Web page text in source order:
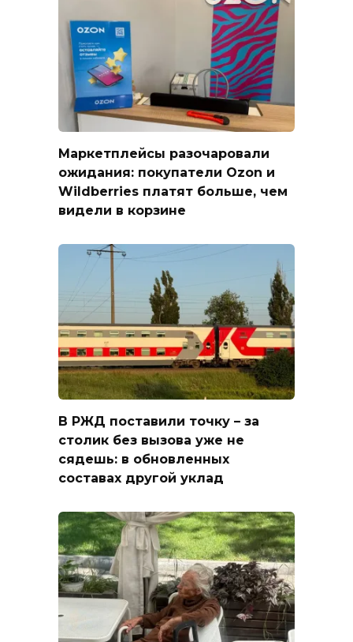
Маркетплейсы разочаровали
ожидания: покупатели Ozon и
Wildberries платят больше, чем
видели в корзине
В РЖД поставили точку – за
столик без вызова уже не
сядешь: в обновленных
составах другой уклад